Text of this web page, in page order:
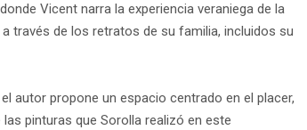
Vicent narra la experiencia veraniega de la
través de los retratos de su familia, incluidos su
autor propone un espacio centrado en el placer,
pinturas que Sorolla realizó en este